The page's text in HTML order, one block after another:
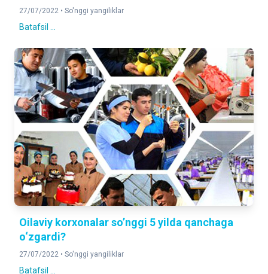
27/07/2022 • So'nggi yangiliklar
Batafsil ...
Oilaviy korxonalar so’nggi 5 yilda qanchaga
o‘zgardi?
27/07/2022 • So'nggi yangiliklar
Batafsil ...